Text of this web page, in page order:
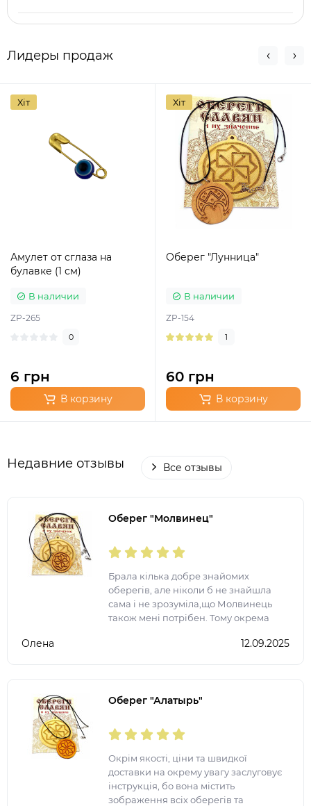
Лидеры продаж
Хіт
Амулет от сглаза на
булавке (1 см)
В наличии
ZP-265
0
6 грн
В корзину
Хіт
Оберег "Лунница"
В наличии
ZP-154
1
60 грн
В корзину
Недавние отзывы Все отзывы
Оберег "Молвинец"
Брала кілька добре знайомих
оберегів, але ніколи б не знайшла
сама і не зрозуміла,що Молвинець
також мені потрібен. Тому окрема
Олена 12.09.2025
Оберег "Алатырь"
Окрім якості, ціни та швидкої
доставки на окрему увагу заслуговує
інструкція, бо вона містить
зображення всіх оберегів та